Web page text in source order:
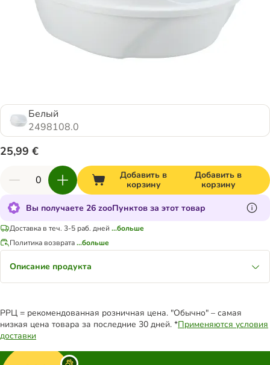
Белый
2498108.0
25,99 €
Добавить в
корзину
Добавить в
корзину
Вы получаете 26 zooПунктов за этот товар
Доставка в теч. 3-5 раб. дней ...больше
Политика возврата...больше
Описание продукта
РРЦ = рекомендованная розничная цена. "Обычно" – самая
низкая цена товара за последние 30 дней. *Применяются условия
доставки